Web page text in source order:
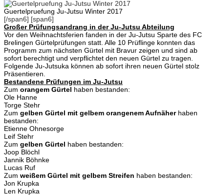
Guertelpruefung Ju-Jutsu Winter 2017
[/span6] [span6]
Großer Prüfungsandrang in der Ju-Jutsu Abteilung
Vor den Weihnachtsferien fanden in der Ju-Jutsu Sparte des FC
Brelingen Gürtelprüfungen statt. Alle 10 Prüflinge konnten das
Programm zum nächsten Gürtel mit Bravur zeigen und sind ab
sofort berechtigt und verpflichtet den neuen Gürtel zu tragen.
Folgende Ju-Jutsuka können ab sofort ihren neuen Gürtel stolz
Präsentieren.
Bestandene Prüfungen im Ju-Jutsu
Zum orangem Gürtel haben bestanden:
Ole Hanne
Torge Stehr
Zum gelben Gürtel mit gelbem orangenem Aufnäherhaben
bestanden:
Etienne Ohnesorge
Leif Stehr
Zum gelben Gürtel haben bestanden:
Joop Blöchl
Jannik Böhnke
Lucas Ruf
Zum weißem Gürtel mit gelbem Streifen haben bestanden:
Jon Krupka
Len Krupka